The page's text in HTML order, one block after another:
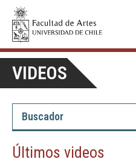
VIDEOS
Últimos videos